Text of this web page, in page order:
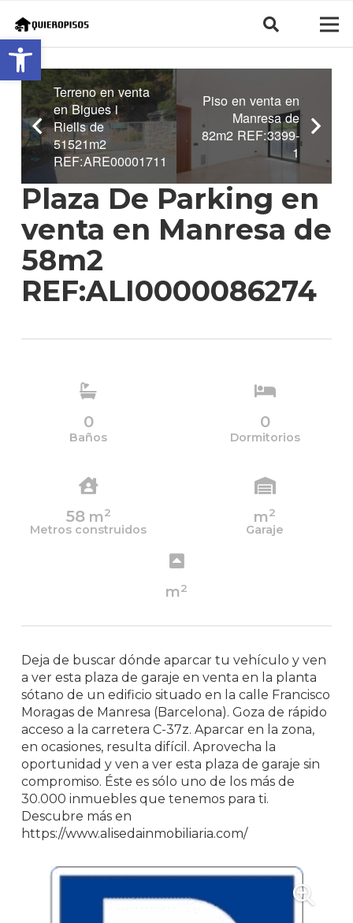
Abrir barra de herramientas
Terreno en venta
en Bigues i
Riells de
51521m2
REF:ARE0000171110
Piso en venta en
Manresa de
82m2 REF:3399-
1
Plaza De Parking en
venta en Manresa de
58m2
REF:ALI0000086274
0
Baños
0
Dormitorios
58m2
Metros construidos
m2
Garaje
m2
Deja de buscar dónde aparcar tu vehículo y ven
a ver esta plaza de garaje en venta en la planta
sótano de un edificio situado en la calle Francisco
Moragas de Manresa (Barcelona). Goza de rápido
acceso a la carretera C-37z. Aparcar en la zona,
en ocasiones, resulta difícil. Aprovecha la
oportunidad y ven a ver esta plaza de garaje sin
compromiso. Éste es sólo uno de los más de
30.000 inmuebles que tenemos para ti.
Descubre más en
https://www.alisedainmobiliaria.com/